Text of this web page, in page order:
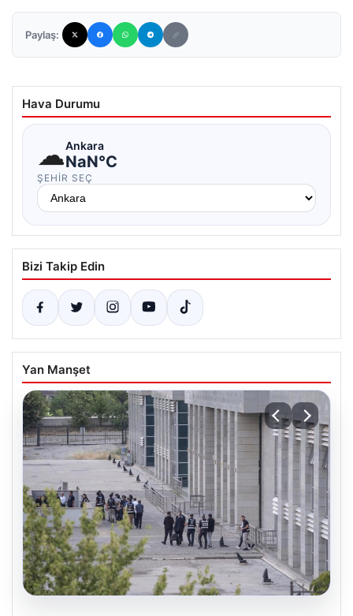
Paylaş:
Hava Durumu
☁Ankara
NaN°C
ŞEHIR SEÇ
Bizi Takip Edin
Yan Manşet